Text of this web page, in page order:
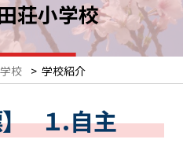
荘小学校
校 > 学校紹介
標】 １.自主